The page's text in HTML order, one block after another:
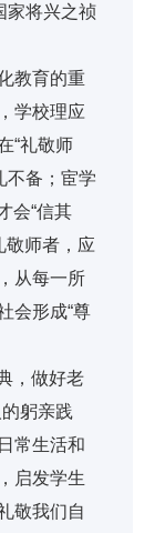
家将兴之祯
教育的重
学校理应
“礼敬师
不备；宦学
会“信其
敬师者，应
从每一所
会形成“尊
，做好老
躬亲践
常生活和
启发学生
敬我们自